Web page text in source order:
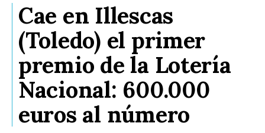
Cae en Illescas
(Toledo) el primer
premio de la Lotería
Nacional: 600.000
euros al número